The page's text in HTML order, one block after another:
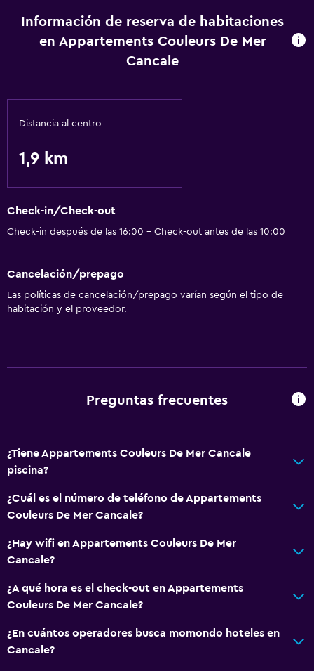
Aire libre
Escritorio
Comedor
Tetera
Salud y seguridad
Información de reserva de habitaciones
en Appartements Couleurs De Mer
Cancale
Distancia al centro
1,9 km
Check-in/Check-out
Check-in después de las 16:00 - Check-out antes de las 10:00
Cancelación/prepago
Las políticas de cancelación/prepago varían según el tipo de
habitación y el proveedor.
Preguntas frecuentes
¿Tiene Appartements Couleurs De Mer Cancale
piscina?
¿Cuál es el número de teléfono de Appartements
Couleurs De Mer Cancale?
¿Hay wifi en Appartements Couleurs De Mer
Cancale?
¿A qué hora es el check-out en Appartements
Couleurs De Mer Cancale?
¿En cuántos operadores busca momondo hoteles en
Cancale?